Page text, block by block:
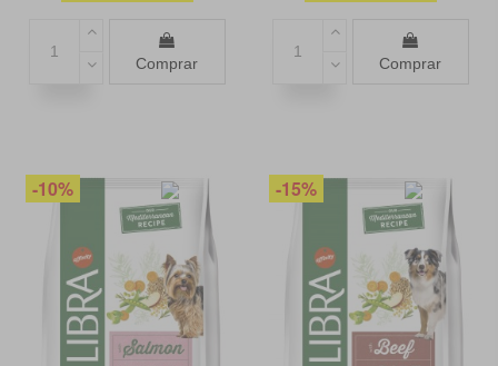
Comprar Comprar
-10% -15%